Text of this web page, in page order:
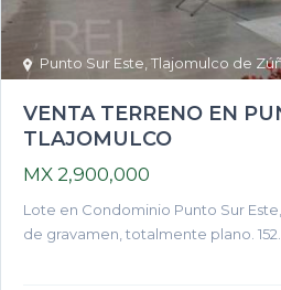
Punto Sur Este ,Tlajomulco de
VENTA TERRENO EN
TLAJOMULCO
MX 2,900,000
Lote en Condominio Punto Sur
de gravamen, totalmente plano.